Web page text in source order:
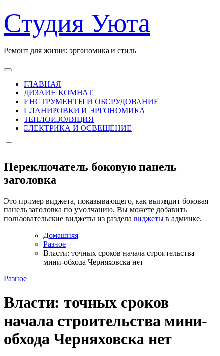
к
содержанию
Студия Уюта
Ремонт для жизни: эргономика и стиль
ГЛАВНАЯ
ДИЗАЙН КОМНАТ
ИНСТРУМЕНТЫ И ОБОРУДОВАНИЕ
ПЛАНИРОВКИ И ЭРГОНОМИКА
ТЕПЛОИЗОЛЯЦИЯ
ЭЛЕКТРИКА И ОСВЕЩЕНИЕ
Переключатель боковую панель
заголовка
Это пример виджета, показывающего, как выглядит боковая
панель заголовка по умолчанию. Вы можете добавить
пользовательские виджеты из раздела виджеты в админке.
Домашняя
Разное
Власти: точных сроков начала строительства
мини-обхода Черняховска нет
Разное
Власти: точных сроков
начала строительства мини-
обхода Черняховска нет